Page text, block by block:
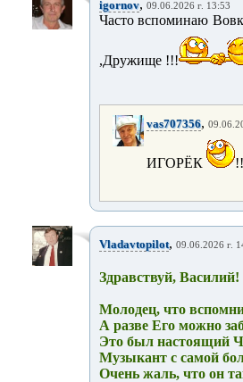
igornov, 09.06.2026 г. 13:53
Часто вспоминаю
,Дружище !!!
vas707356,
ИГОРЁК
Vladavtopilot, 09.06.2026 г.
Здравствуй, Василий!
Молодец, что
А разве Его можно
Это был настоящий
Музыкант с самой
Очень жаль, что он